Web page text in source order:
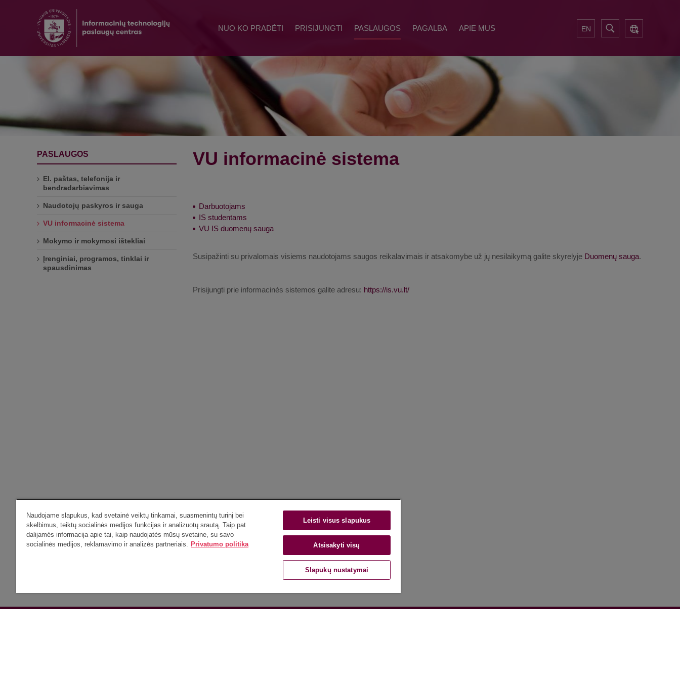
NUO KO PRADĖTI PRISIJUNGTI PASLAUGOS PAGALBA APIE MUS EN
VU informacinė sistema
Darbuotojams
IS studentams
VU IS duomenų sauga
Susipažinti su privalomais visiems naudotojams saugos reikalavimais ir atsakomybe už jų nesilaikymą galite skyrelyje Duomenų sauga.
Prisijungti prie informacinės sistemos galite adresu: https://is.vu.lt/
PASLAUGOS
El. paštas, telefonija ir
bendradarbiavimas
Naudotojų paskyros ir sauga
VU informacinė sistema
Mokymo ir mokymosi ištekliai
Įrenginiai, programos, tinklai ir
spausdinimas
Naudojame slapukus, kad svetainė veiktų tinkamai, suasmenintų turinį bei
skelbimus, teiktų socialinės medijos funkcijas ir analizuotų srautą. Taip pat
dalijamės informacija apie tai, kaip naudojatės mūsų svetaine, su savo
socialinės medijos, reklamavimo ir analizės partneriais. Privatumo politika
Leisti visus slapukus
Atsisakyti visų
Slapukų nustatymai